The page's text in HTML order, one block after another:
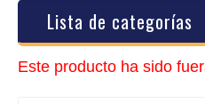
Lista de categorías
Este producto ha sido